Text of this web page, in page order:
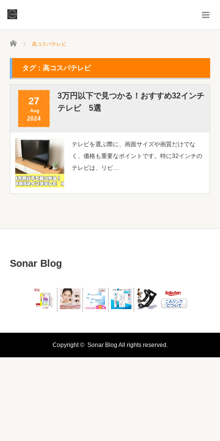
ホーム 高コスパテレビ
タグ：高コスパテレビ
27
Aug
2024
3万円以下で見つかる！おすすめ32インチ
テレビ 5選
テレビを選ぶ際に、画面サイズや画質だけでな
く、価格も重要なポイントです。特に32インチの
テレビは、リビ…
Sonar Blog
Copyright © Sonar Blog All rights reserved.